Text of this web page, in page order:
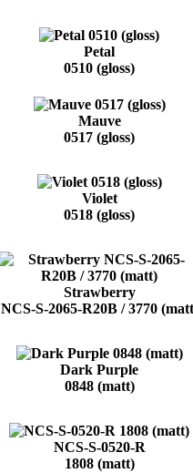
Petal
0510 (gloss)
Mauve
0517 (gloss)
Violet
0518 (gloss)
Strawberry
NCS-S-2065-R20B / 3770
Dark Purple
0848 (matt)
NCS-S-0520-R
1808 (matt)